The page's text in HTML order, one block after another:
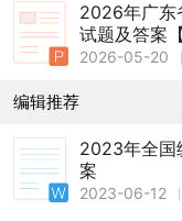
2026年广东
试题及答案
2026-05-20
编辑推荐
2023年全国
案
2023-06-12